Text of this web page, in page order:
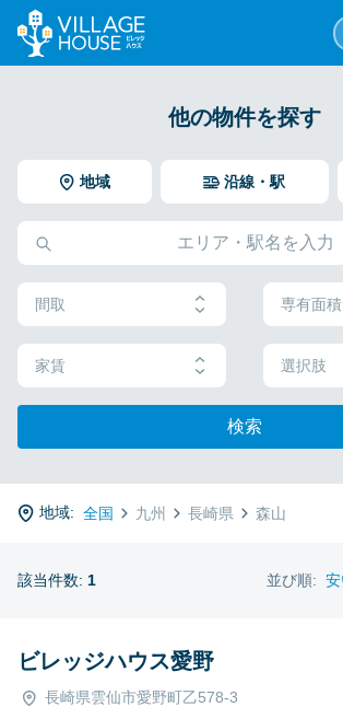
他の物件を探す
地域 沿線・駅
間取 専有面積
家賃 選択肢
検索
地域: 全国 九州 長崎県 森山
該当件数: 1 並び順:
ビレッジハウス愛野
長崎県雲仙市愛野町乙578-3